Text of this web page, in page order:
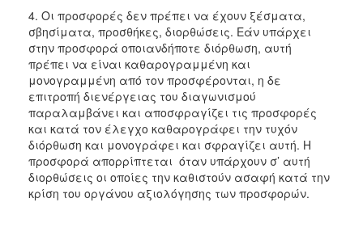
4. Οι προσφορές δεν πρέπει να έχουν ξέσματα,
σβησίματα, προσθήκες, διορθώσεις. Εάν υπάρχει
στην προσφορά οποιανδήποτε διόρθωση, αυτή
πρέπει να είναι καθαρογραμμένη και
μονογραμμένη από τον προσφέρονται, η δε
επιτροπή διενέργειας του διαγωνισμού
παραλαμβάνει και αποσφραγίζει τις προσφορές
και κατά τον έλεγχο καθαρογράφει την τυχόν
διόρθωση και μονογράφει και σφραγίζει αυτή. Η
προσφορά απορρίπτεται όταν υπάρχουν σ’ αυτή
διορθώσεις οι οποίες την καθιστούν ασαφή κατά την
κρίση του οργάνου αξιολόγησης των προσφορών.